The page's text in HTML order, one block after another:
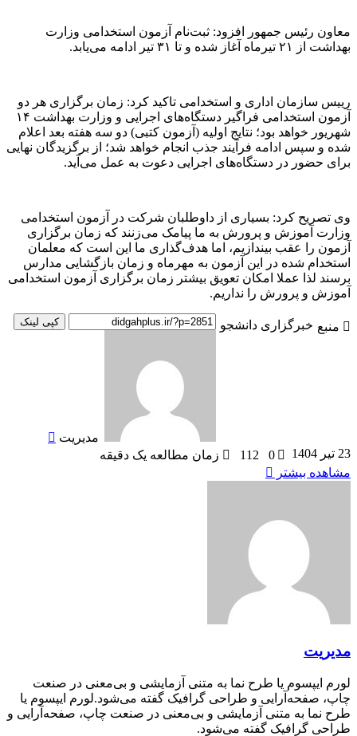
معاون رئیس جمهور افزود: ثبت‌نام آزمون استخدامی وزارت
بهداشت از ۲۱ تیرماه آغاز شده و تا ۳۱ تیر ادامه می‌یابد.
رییس سازمان اداری و استخدامی تاکید کرد: زمان برگزاری هر دو
آزمون استخدامی فراگیر دستگاه‌های اجرایی و وزارت بهداشت ۱۴
شهریور خواهد بود؛ نتایج اولیه (آزمون کتبی) دو سه هفته بعد اعلام
شده و سپس ادامه فرآیند جذب انجام خواهد شد؛ از برگزیدگان نهایی
برای حضور در دستگاه‌های اجرایی دعوت به عمل می‌آید.
وی تصریح کرد: بسیاری از داوطلبان شرکت در آزمون استخدامی
وزارت آموزش و پرورش به ما پیامک می‌زنند که زمان برگزاری
آزمون را عقب بیندازیم، اما هدف‌گذاری ما این است که معلمان
استخدام شده در این آزمون به مهرماه و زمان بازگشایی مدارس
برسند لذا عملا امکان تعویق بیشتر زمان برگزاری آزمون استخدامی
آموزش و پرورش را نداریم.
منبع خبرگزاری دانشجو کپی لینک
مدیریت
23 تیر 1404 0
زمان مطالعه یک دقیقه
مشاهده بیشتر
مدیریت
لورم ایپسوم یا طرح‌ نما به متنی آزمایشی و بی‌معنی در صنعت
چاپ، صفحه‌آرایی و طراحی گرافیک گفته می‌شود.لورم ایپسوم یا
طرح‌ نما به متنی آزمایشی و بی‌معنی در صنعت چاپ، صفحه‌آرایی و
طراحی گرافیک گفته می‌شود.